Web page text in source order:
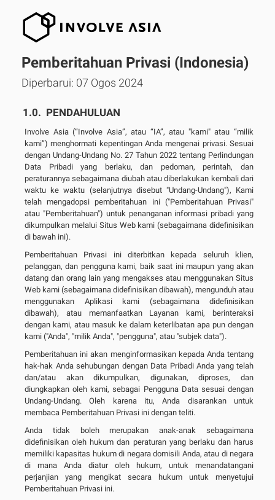
Pemberitahuan Privasi (Indonesia)
Diperbarui: 07 Ogos 2024
PENDAHULUAN
Involve Asia (“Involve Asia”, atau “IA”, atau "kami" atau “milik
kami”) menghormati kepentingan Anda mengenai privasi. Sesuai
dengan Undang-Undang No. 27 Tahun 2022 tentang Perlindungan
Data Pribadi yang berlaku, dan pedoman, perintah, dan
peraturannya sebagaimana diubah atau diberlakukan kembali dari
waktu ke waktu (selanjutnya disebut "Undang-Undang"), Kami
telah mengadopsi pemberitahuan ini ("Pemberitahuan Privasi"
atau "Pemberitahuan") untuk penanganan informasi pribadi yang
dikumpulkan melalui Situs Web kami (sebagaimana didefinisikan
di bawah ini).
Pemberitahuan Privasi ini diterbitkan kepada seluruh klien,
pelanggan, dan pengguna kami, baik saat ini maupun yang akan
datang dan orang lain yang mengakses atau menggunakan Situs
Web kami (sebagaimana didefinisikan dibawah), mengunduh atau
menggunakan Aplikasi kami (sebagaimana didefinisikan
dibawah), atau memanfaatkan Layanan kami, berinteraksi
dengan kami, atau masuk ke dalam keterlibatan apa pun dengan
kami ("Anda", "milik Anda", "pengguna", atau "subjek data").
Pemberitahuan ini akan menginformasikan kepada Anda tentang
hak-hak Anda sehubungan dengan Data Pribadi Anda yang telah
dan/atau akan dikumpulkan, digunakan, diproses, dan
diungkapkan oleh kami, sebagai Pengguna Data sesuai dengan
Undang-Undang. Oleh karena itu, Anda disarankan untuk
membaca Pemberitahuan Privasi ini dengan teliti.
Anda tidak boleh merupakan anak-anak sebagaimana
didefinisikan oleh hukum dan peraturan yang berlaku dan harus
memiliki kapasitas hukum di negara domisili Anda, atau di negara
di mana Anda diatur oleh hukum, untuk menandatangani
perjanjian yang mengikat secara hukum untuk menyetujui
Pemberitahuan Privasi ini.